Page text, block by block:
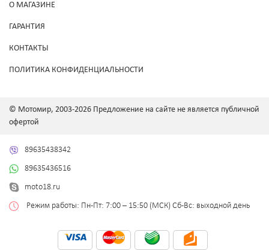
О МАГАЗИНЕ
ГАРАНТИЯ
КОНТАКТЫ
ПОЛИТИКА КОНФИДЕНЦИАЛЬНОСТИ
© Мотомир, 2003-2026 Предложение на сайте не является публичной
офертой
89635438342
89635436516
moto18.ru
Режим работы: Пн-Пт: 7:00 – 15:50 (МСК) Сб-Вс: выходной день